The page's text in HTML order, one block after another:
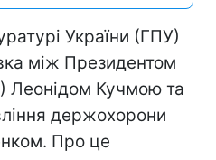
України (ГПУ)
між Президентом
Леонідом Кучмою та
держохорони
Про це